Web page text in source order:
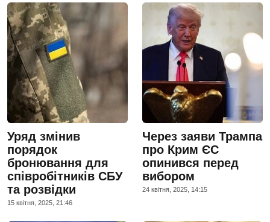
Уряд змінив
порядок
бронювання для
співробітників СБУ
та розвідки
15 квiтня, 2025, 21:46
Через заяви Трампа
про Крим ЄС
опинився перед
вибором
24 квiтня, 2025, 14:15